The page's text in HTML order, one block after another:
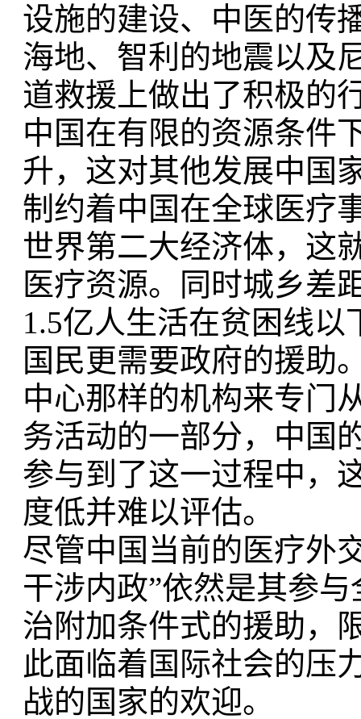
设施的建设、中医的传
海地、智利的地震以及
道救援上做出了积极的
中国在有限的资源条件
升，这对其他发展中国
制约着中国在全球医疗
世界第二大经济体，这
医疗资源。同时城乡差
1.5亿人生活在贫困线
国民更需要政府的援助
中心那样的机构来专门
务活动的一部分，中国
参与到了这一过程中，
度低并难以评估。
尽管中国当前的医疗外
干涉内政”依然是其参
治附加条件式的援助，
此面临着国际社会的压
战的国家的欢迎。